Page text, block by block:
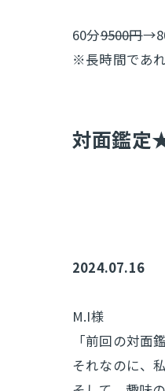
60分9500円
※長時間であ
対面鑑定
2024.07.16
M.I様
「前回の対面
それなのに、